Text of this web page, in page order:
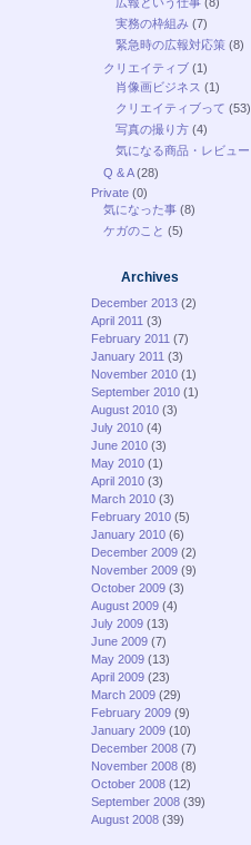
実務の枠組み (7)
緊急時の広報対応策 (8)
クリエイティブ (1)
肖像画ビジネス (1)
クリエイティブって (53)
写真の撮り方 (4)
気になる商品・レビュー
Q & A(28)
Private (0)
気になった事 (8)
ケガのこと (5)
Archives
December 2013 (2)
April 2011 (3)
February 2011 (7)
January 2011 (3)
November 2010 (1)
September 2010 (1)
August 2010 (3)
July 2010 (4)
June 2010 (3)
May 2010 (1)
April 2010 (3)
March 2010 (3)
February 2010 (5)
January 2010 (6)
December 2009 (2)
November 2009 (9)
October 2009 (3)
August 2009 (4)
July 2009 (13)
June 2009 (7)
May 2009 (13)
April 2009 (23)
March 2009 (29)
February 2009 (9)
January 2009 (10)
December 2008 (7)
November 2008 (8)
October 2008 (12)
September 2008 (39)
August 2008 (39)